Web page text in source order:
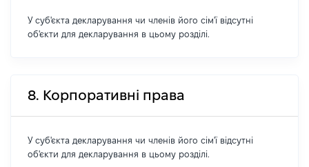
У суб'єкта декларування чи членів його сім'ї відсутні
об'єкти для декларування в цьому розділі.
8. Корпоративні права
У суб'єкта декларування чи членів його сім'ї відсутні
об'єкти для декларування в цьому розділі.